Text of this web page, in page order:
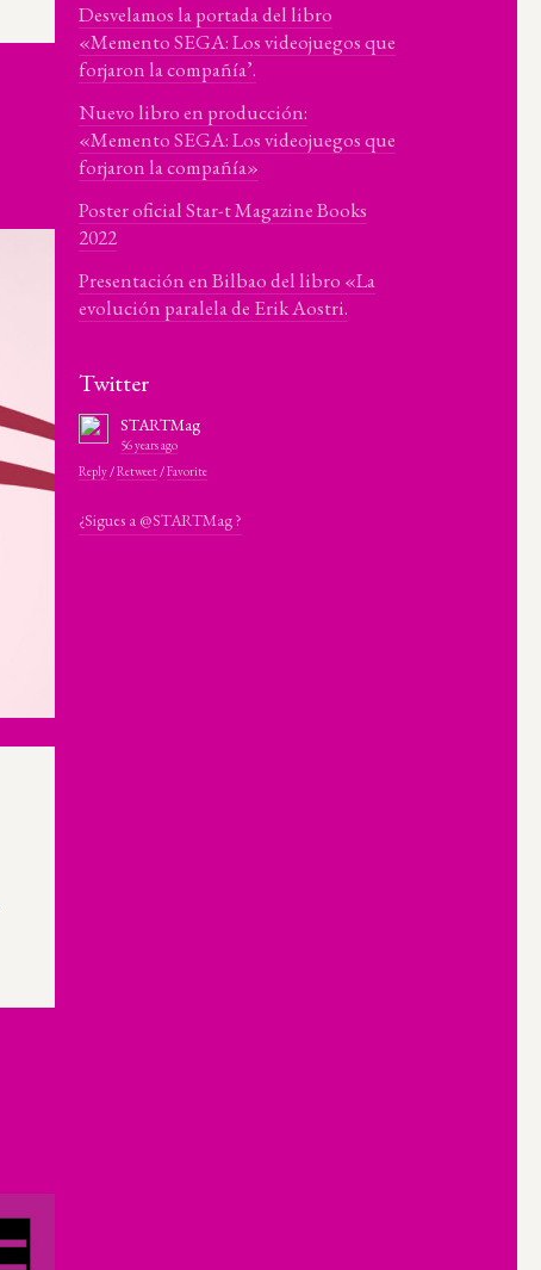
Desvelamos la portada del libro
«Memento SEGA: Los videojuegos que
forjaron la compañía’.
Nuevo libro en producción:
«Memento SEGA: Los videojuegos que
forjaron la compañía»
Poster oficial Star-t Magazine Books
2022
Presentación en Bilbao del libro «La
evolución paralela de Erik Aostri.
Twitter
STARTMag
56 years ago
Reply/Retweet/Favorite
¿Sigues a @STARTMag ?